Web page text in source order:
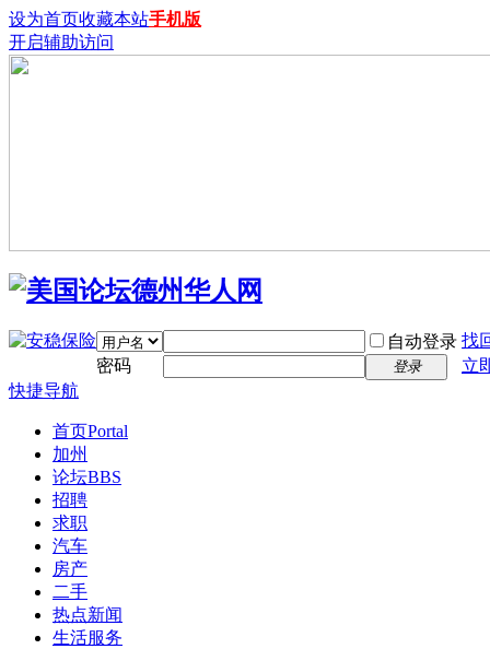
设为首页收藏本站手机版
开启辅助访问
自动登录 找
密码
登录
立
快捷导航
首页Portal
加州
论坛BBS
招聘
求职
汽车
房产
二手
热点新闻
生活服务